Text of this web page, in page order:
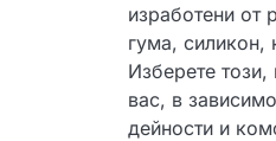
изработени от
гума, силикон,
Изберете
вас, в
дейности и